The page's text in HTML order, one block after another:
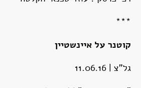
***
קוטנר על איינשטיין
גל"צ | 11.06.16